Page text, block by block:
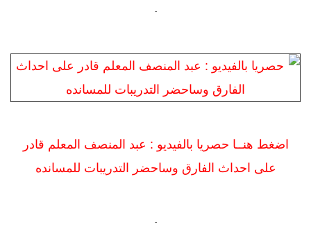
-
اضغط هنــا حصريا بالفيديو : عبد المنصف المعلم قادر
على احداث الفارق وساحضر التدريبات للمسانده
-